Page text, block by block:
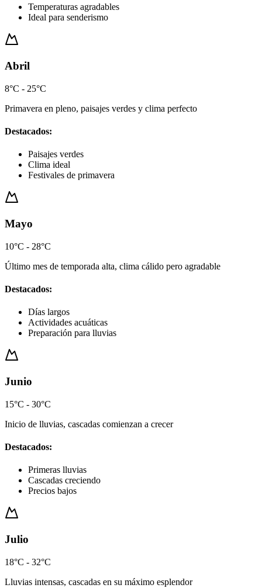
Temperaturas agradables
Ideal para senderismo
Abril
8°C - 25°C
Primavera en pleno, paisajes verdes y clima perfecto
Destacados:
Paisajes verdes
Clima ideal
Festivales de primavera
Mayo
10°C - 28°C
Último mes de temporada alta, clima cálido pero agradable
Destacados:
Días largos
Actividades acuáticas
Preparación para lluvias
Junio
15°C - 30°C
Inicio de lluvias, cascadas comienzan a crecer
Destacados:
Primeras lluvias
Cascadas creciendo
Precios bajos
Julio
18°C - 32°C
Lluvias intensas, cascadas en su máximo esplendor